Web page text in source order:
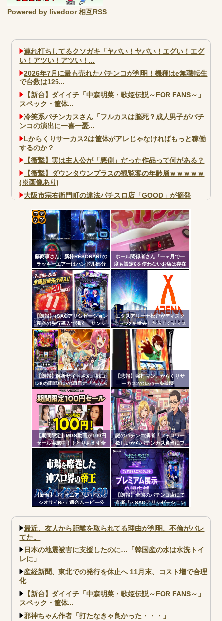
Powered by livedoor 相互RSS
連れ打ちしてるクソガキ「ヤバい！ヤバい！エグい！エグ
い！アツい！アツい！...
2026年7月に最も売れたパチンコが判明！機種はe無職転生
で台数は125...
【新台】ダイイチ「中森明菜・歌姫伝説～FOR FANS～」
スペック・筐体...
冷笑系パチンカスさん「フルカスは脳死？成人男子がパチ
ンコの演出に一喜一憂...
Lからくりサーカス2は筐体がアレじゃなければもっと稼働
するのか？
【衝撃】実は主人公が「悪側」だった作品って何がある？
【衝撃】ダウンタウンプラスの観覧客の年齢層ｗｗｗｗｗ
(※画像あり)
大阪市宗右衛門町の違法パチスロ店「GOOD」が摘発
パチンコで人気のないキャラを青色担当にするのやめろや
ワイ、パチンコ屋店員の目の前で会員カードを握り潰し
「今までありがとう」と...
無職のパチンコカス(22)なんやが、ワイの人生どれくらい
ヤバいか教えて？...
AngelBeats!とかいうクソアニメの思い出ｗｗｗ
Powered by livedoor 相互RSS
藤商事さん、新枠RESONANTの
ラッキーエアーはハンドル部分
からのみで枠上部からの風は無
い模様。ヅラに配慮したか？
ホール関係者さん「一ヶ月で一
度も設定6を使わないお店は存在
しないと思っています。6使った
事がない店長も存在しないと思
う」←これガチ?！
【朗報】eSAOアリシゼーション
夜空の先行導入で沸く「サンシ
ャインKYORAKU平針」2日連続
で総差枚10万枚超えの祭りを開
催中ｗｗｗｗ
エクスアリーナ松戸がディスク
アップ2を撤去したらしくディス
クアッパーさん達から落胆の声
【朗報】解析サイトさん、戦コ
レ6の周期狙いの項目に「もがみ
んの尻画像」を採用
【悲報】強打マン、からくりサ
ーカス2のレバーを破壊…
【期間限定】MGS動画が100円
セール実施中！！とりあえず全
部買うやろｗｗｗｗｗ
謎のパチンコ演者「フォロワー
欲しいからパチンカス適当にフ
ォローしよう」「フォロー返し
て来ないやつリムろ」←これで
何回もフォローしてくるのウザ
がられてますよ
【新台】パイオニア「Lハイハイ
シオサイRe」適合ムービー公
ATで復活
【朗報】全国のパチンコ店にて
京楽「e SAOアリシゼーション
が始まる！SAOファンは急
げ！！！
コテ
リン
- 固
定リ
ンク
自動
更新
ツー
ル
最近、友人から距離を取られてる理由が判明。不倫がバレ
てた。
日本の地震被害に支援したのに…「韓国産の水は水洗トイ
レに」
産経新聞、東北での発行を休止へ 11月末、コスト増で合理
化
【新台】ダイイチ「中森明菜・歌姫伝説～FOR FANS～」
スペック・筐体...
邪神ちゃん作者「打たなきゃ良かった・・・」